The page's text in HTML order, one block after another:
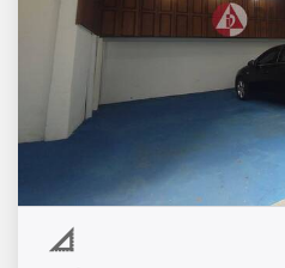
LOCAÇÃO BELA VISTA SP.
Locação
Bela Vista